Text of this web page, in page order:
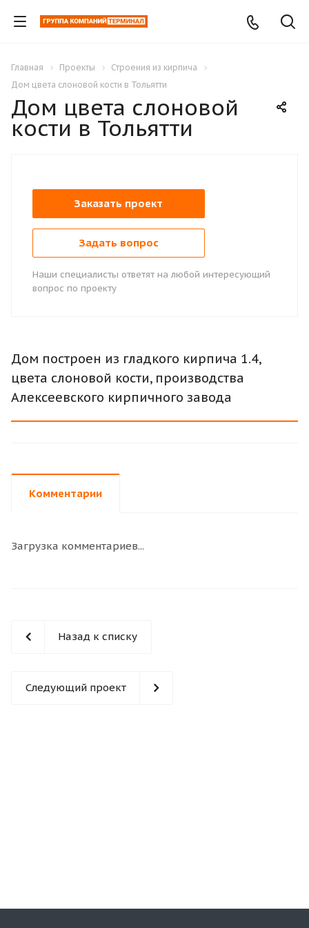
Главная Проекты
Строения из кирпича
Дом цвета слоновой кости в Тольятти
Дом цвета слоновой
кости в Тольятти
Заказать проект
Задать вопрос
Наши специалисты ответят на любой интересующий
вопрос по проекту
Дом построен из гладкого кирпича 1.4,
цвета слоновой кости, производства
Алексеевского кирпичного завода
Комментарии
Загрузка комментариев...
Назад к списку
Следующий проект